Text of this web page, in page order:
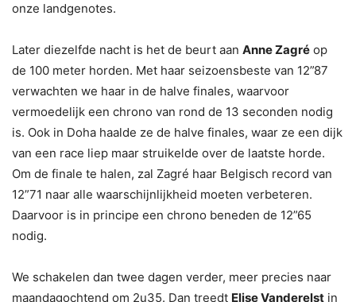
onze landgenotes.
Later diezelfde nacht is het de beurt aan Anne Zagré op
de 100 meter horden. Met haar seizoensbeste van 12”87
verwachten we haar in de halve finales, waarvoor
vermoedelijk een chrono van rond de 13 seconden nodig
is. Ook in Doha haalde ze de halve finales, waar ze een dijk
van een race liep maar struikelde over de laatste horde.
Om de finale te halen, zal Zagré haar Belgisch record van
12”71 naar alle waarschijnlijkheid moeten verbeteren.
Daarvoor is in principe een chrono beneden de 12”65
nodig.
We schakelen dan twee dagen verder, meer precies naar
maandagochtend om 2u35. Dan treedt Elise Vanderelst in